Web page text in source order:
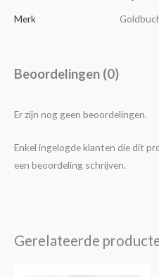
Merk
Beoordelingen (0)
Er zijn nog geen beoordelingen.
Enkel ingelogde klanten die dit
een beoordeling schrijven.
Gerelateerde